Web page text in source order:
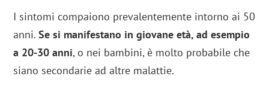
I sintomi compaiono prevalentemente intorno ai 50
anni.Se si manifestano in giovane età, ad esempio
a 20-30 anni, o nei bambini, è molto probabile che
siano secondarie ad altre malattie.